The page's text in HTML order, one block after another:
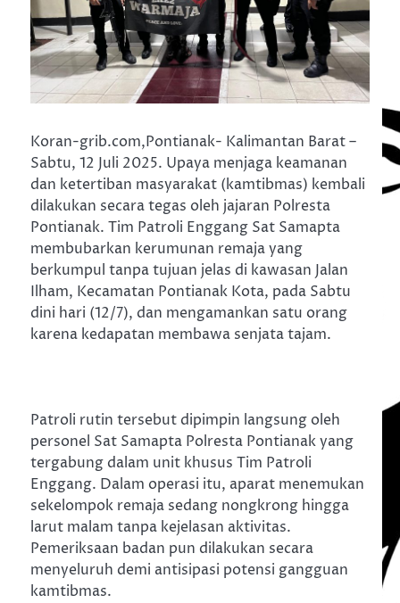
Koran-grib.com,Pontianak- Kalimantan Barat –
Sabtu, 12 Juli 2025. Upaya menjaga keamanan
dan ketertiban masyarakat (kamtibmas) kembali
dilakukan secara tegas oleh jajaran Polresta
Pontianak. Tim Patroli Enggang Sat Samapta
membubarkan kerumunan remaja yang
berkumpul tanpa tujuan jelas di kawasan Jalan
Ilham, Kecamatan Pontianak Kota, pada Sabtu
dini hari (12/7), dan mengamankan satu orang
karena kedapatan membawa senjata tajam.
Patroli rutin tersebut dipimpin langsung oleh
personel Sat Samapta Polresta Pontianak yang
tergabung dalam unit khusus Tim Patroli
Enggang. Dalam operasi itu, aparat menemukan
sekelompok remaja sedang nongkrong hingga
larut malam tanpa kejelasan aktivitas.
Pemeriksaan badan pun dilakukan secara
menyeluruh demi antisipasi potensi gangguan
kamtibmas.